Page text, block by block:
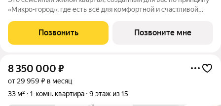
«Микро-город», где есть всё для комфортной и счастливой
части города, в 15 минутах от станции метро
"Авиастроительная", с разнообразием
Позвонить Позвоните мне
8 350 000 ₽
от 29 959 ₽ в месяц
33 м²
1-комн. квартира 9 этаж из 15